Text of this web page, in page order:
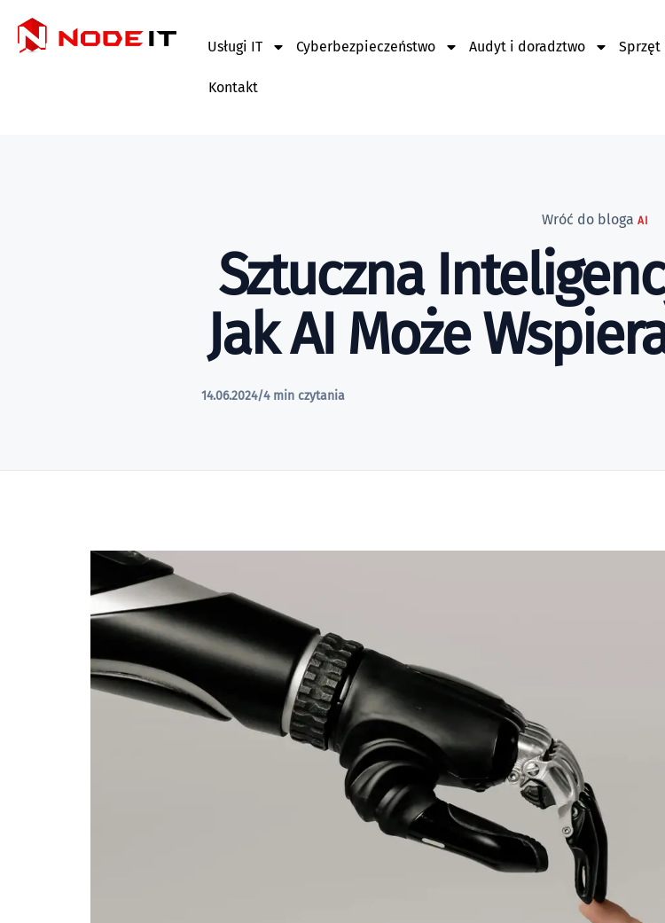
Usługi IT Cyberbezpieczeństwo Audyt i doradztwo Sprzęt
Kontakt
Wróć do blogaAI
Sztuczna
Jak AI Może
14.06.2024/4 min czytania